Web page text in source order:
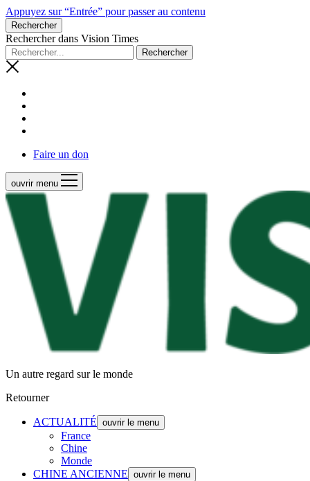
Appuyez sur “Entrée” pour passer au contenu
Rechercher
Rechercher dans Vision Times
Faire un don
ouvrir menu
Un autre regard sur le monde
Retourner
ACTUALITÉ ouvrir le menu
France
Chine
Monde
CHINE ANCIENNE ouvrir le menu